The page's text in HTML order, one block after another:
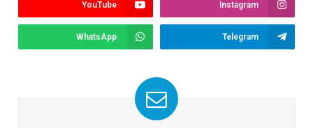
Instagram
YouTube
Telegram
WhatsApp